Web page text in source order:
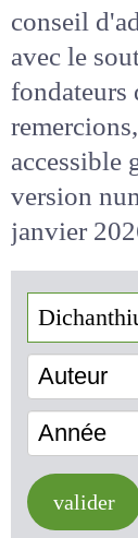
Suite à la
conseil
avec le
fondateurs
accessible
sa version
de janvier
Auteur